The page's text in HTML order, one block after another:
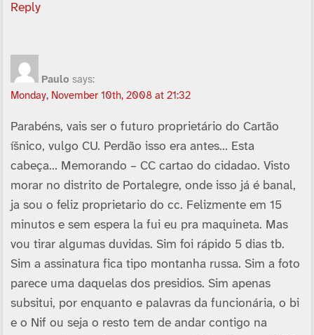
Reply
Paulo says:
Monday, November 10th, 2008 at 21:32
Parabéns, vais ser o futuro proprietário do Cartão
íšnico, vulgo CU. Perdão isso era antes… Esta
cabeça… Memorando – CC cartao do cidadao. Visto
morar no distrito de Portalegre, onde isso já é banal,
ja sou o feliz proprietario do cc. Felizmente em 15
minutos e sem espera la fui eu pra maquineta. Mas
vou tirar algumas duvidas. Sim foi rápido 5 dias tb.
Sim a assinatura fica tipo montanha russa. Sim a foto
parece uma daquelas dos presidios. Sim apenas
subsitui, por enquanto e palavras da funcionária, o bi
e o Nif ou seja o resto tem de andar contigo na